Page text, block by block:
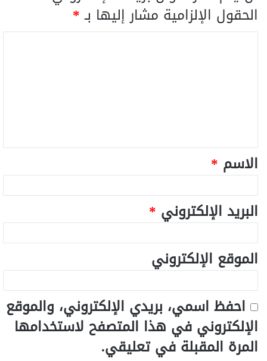
الحقول الإلزامية مشار إليها بـ*
الاسم *
البريد الإلكتروني *
الموقع الإلكتروني
احفظ اسمي، بريدي الإلكتروني، والموقع
الإلكتروني في هذا المتصفح لاستخدامها
المرة المقبلة في تعليقي.